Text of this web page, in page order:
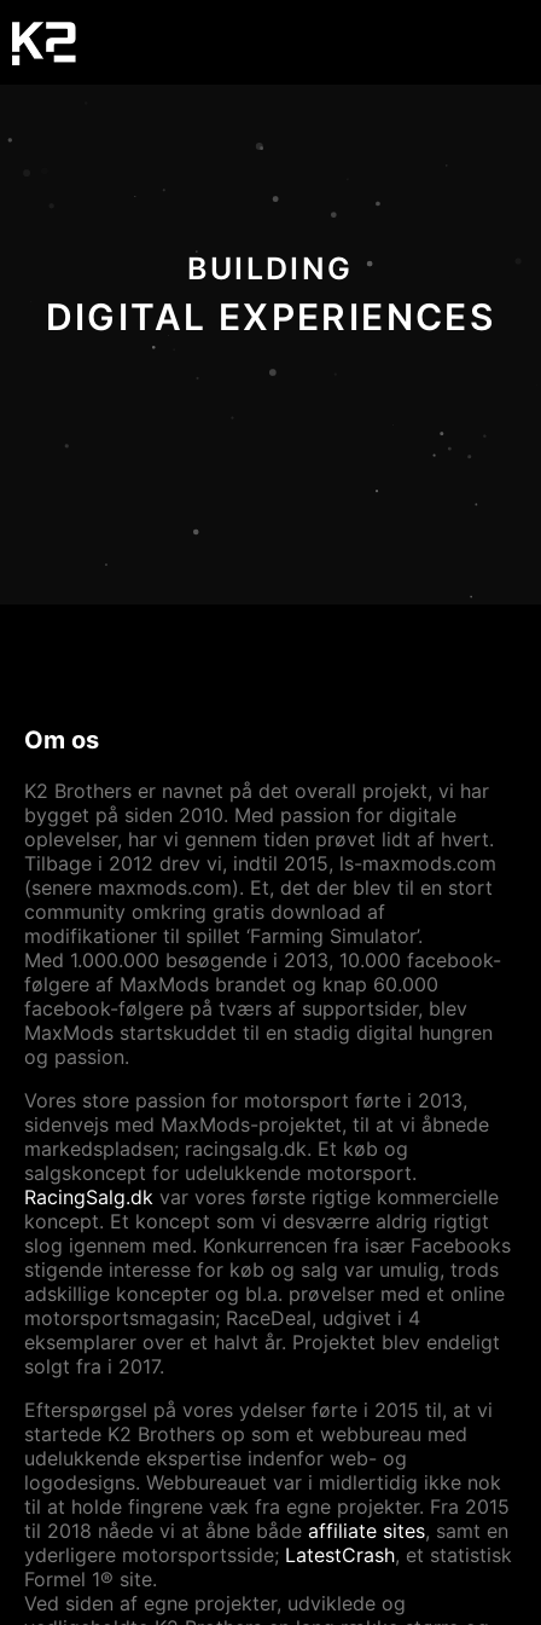
BUILDING
DIGITAL EXPERIENCES
Om os
K2 Brothers er navnet på det overall projekt, vi har
bygget på siden 2010. Med passion for digitale
oplevelser, har vi gennem tiden prøvet lidt af hvert.
Tilbage i 2012 drev vi, indtil 2015, ls-maxmods.com
(senere maxmods.com). Et, det der blev til en stort
community omkring gratis download af
modifikationer til spillet ‘Farming Simulator’.
Med 1.000.000 besøgende i 2013, 10.000 facebook-
følgere af MaxMods brandet og knap 60.000
facebook-følgere på tværs af supportsider, blev
MaxMods startskuddet til en stadig digital hungren
og passion.
Vores store passion for motorsport førte i 2013,
sidenvejs med MaxMods-projektet, til at vi åbnede
markedspladsen; racingsalg.dk. Et køb og
salgskoncept for udelukkende motorsport.
RacingSalg.dk var vores første rigtige kommercielle
koncept. Et koncept som vi desværre aldrig rigtigt
slog igennem med. Konkurrencen fra især Facebooks
stigende interesse for køb og salg var umulig, trods
adskillige koncepter og bl.a. prøvelser med et online
motorsportsmagasin; RaceDeal, udgivet i 4
eksemplarer over et halvt år. Projektet blev endeligt
solgt fra i 2017.
Efterspørgsel på vores ydelser førte i 2015 til, at vi
startede K2 Brothers op som et webbureau med
udelukkende ekspertise indenfor web- og
logodesigns. Webbureauet var i midlertidig ikke nok
til at holde fingrene væk fra egne projekter. Fra 2015
til 2018 nåede vi at åbne både affiliate sites, samt en
yderligere motorsportsside; LatestCrash, et statistisk
Formel 1® site.
Ved siden af egne projekter, udviklede og